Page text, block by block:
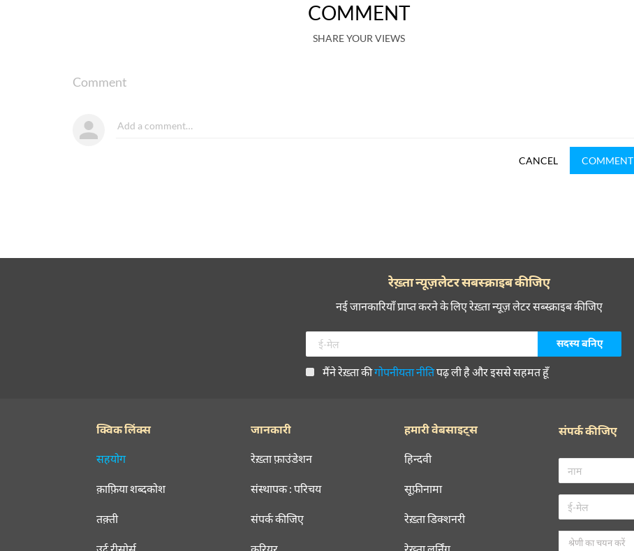
COMMENT
SHARE YOUR VIEWS
Comment
CANCEL COMMENT
रेख़्ता न्यूज़लेटर सबस्क्राइब कीजिए
नई जानकारियाँ प्राप्त करने के लिए रेख़्ता न्यूज़ लेटर सब्स्क्राइब कीजिए
मैंने रेख़्ता कीगोपनीयता नीतिपढ़ ली है और इससे सहमत हूँ
क्विक लिंक्स
सहयोग
क़ाफ़िया शब्दकोश
तक़्ती
जानकारी
रेख़्ता फ़ाउंडेशन
संस्थापक : परिचय
संपर्क कीजिए
हमारी वेबसाइट्स
हिन्दवी
सूफ़ीनामा
रेख़्ता डिक्शनरी
संपर्क कीजिए